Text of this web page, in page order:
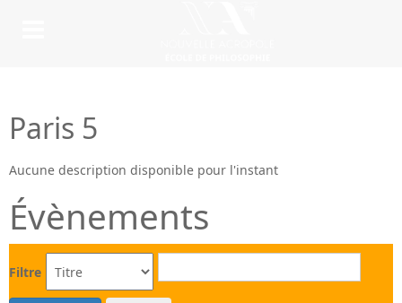
Paris 5
Aucune description disponible pour l'instant
Évènements
Filtre